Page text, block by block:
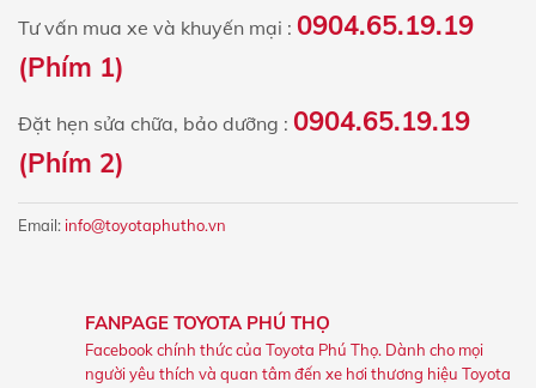
Tư vấn mua xe và khuyến mại : 0904.65.19.19
(Phím 1)
Đặt hẹn sửa chữa, bảo dưỡng : 0904.65.19.19
(Phím 2)
Email: info@toyotaphutho.vn
FANPAGE TOYOTA PHÚ THỌ
Facebook chính thức của Toyota Phú Thọ. Dành cho mọi
người yêu thích và quan tâm đến xe hơi thương hiệu Toyota